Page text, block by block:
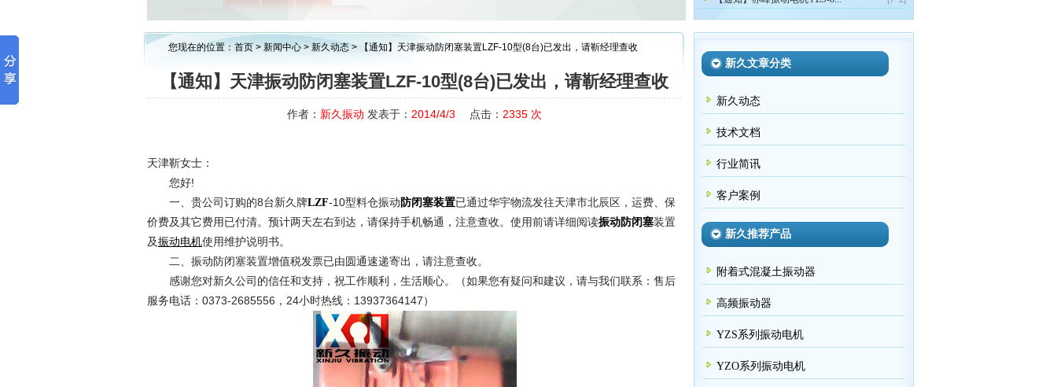
您现在的位置： 首页 > 新闻中心 > 新久动态 > 【通知】天津振动防闭塞装置LZF-10型(8台)已发出，请靳经理查收
【通知】天津振动防闭塞装置LZF-10型(8台)已发出，请靳经理查收
作者： 新久振动 发表于： 2014/4/3 点击： 2335 次
天津靳女士：
您好!
一、贵公司订购的8台新久牌LZF-10型料仓振动 防闭塞装置已通过华宇物流发往天津市北辰区，运费、保
价费及其它费用已付清。预计两天左右到达，请保持手机畅通，注意查收。使用前请详细阅读振动防闭塞装置
及振动电机使用维护说明书。
二、振动防闭塞装置增值税发票已由圆通速递寄出，请注意查收。
感谢您对新久公司的信任和支持，祝工作顺利，生活顺心。（如果您有疑问和建议，请与我们联系：售后
服务电话：0373-2685556，24小时热线：13937364147）
新久文章分类
新久动态
技术文档
行业简讯
客户案例
新久推荐产品
附着式混凝土振动器
高频振动器
YZS系列振动电机
YZO系列振动电机